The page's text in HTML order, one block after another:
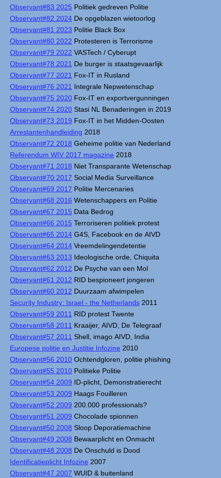
Observant#83 2025 Politiek gedreven Politie
Observant#82 2024 De opgeblazen wietoorlog
Observant#81 2023 Politie Black Box
Observant#80 2022 Protesteren is Terrorisme
Observant#79 2022 VASTech / Cyberupt
Observant#78 2021 De burger is staatsgevaarlijk
Observant#77 2021 Fox-IT in Rusland
Observant#76 2021 Integrale Nepwetenschap
Observant#75 2020 Fox-IT en exportvergunningen
Observant#74 2020 Stasi NL Benaderingen in 2019
Observant#73 2019 Fox-IT in het Midden-Oosten
Arrestantenhandleiding 2018
Observant#72 2018 Geheime politie van Nederland
Referendum WIV 2017 magazine 2018
Observant#71 2018 Niet Transparante Wetenschap
Observant#70 2017 Social Media Surveillance
Observant#69 2017 Politie Mercenaries
Observant#68 2016 Wetenschappers en Politie
Observant#67 2015 Data Bedrog
Observant#66 2015 Terroriseren politiek protest
Observant#65 2014 G4S, Facebook en de AIVD
Observant#64 2014 Vreemdelingendetentie
Observant#63 2013 Ideologische orde, Chiquita
Observant#62 2012 De Psyche van een Mol
Observant#61 2012 RID bespioneert jongeren
Observant#60 2012 Duurzaam afwimpelen
Security Industry: Israel - the Netherlands 2011
Observant#59 2011 RID protest Twente
Observant#58 2011 Kraaijer, AIVD, De Telegraaf
Observant#57 2011 Shell, imago AIVD, India
Europese politie en Justitie Infozine 2010
Observant#56 2010 Ochtendgloren, politie phishing
Observant#55 2010 Politieke Politie
Observant#54 2009 ID-plicht, Demonstratierecht
Observant#53 2009 Haags Fouilleren
Observant#52 2009 200.000 professionals?
Observant#51 2009 Chocolade spionnen
Observant#50 2008 Sloop Deporatiemachine
Observant#49 2008 Bewaarplicht en Onmacht
Observant#48 2008 De Onschuld is Dood
Identificatieplicht Infozine 2007
Observant#47 2007 WUID & buitenland